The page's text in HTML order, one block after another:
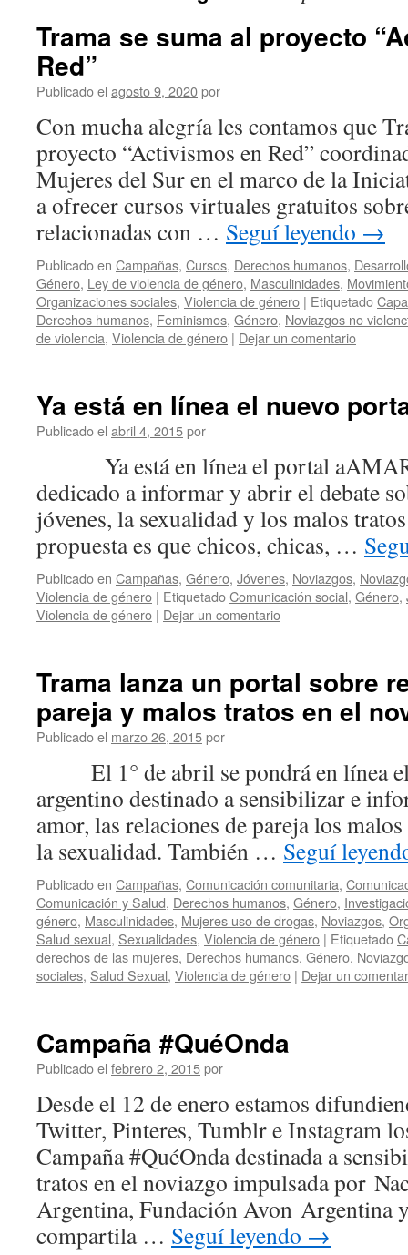
Trama se suma al proyecto
Red”
Publicado el agosto 9, 2020por
Con mucha alegría les contamos que
proyecto “Activismos en Red”
Mujeres del Sur en el marco de la
a ofrecer cursos virtuales gratuitos
relacionadas con … Seguí leyendo →
Publicado en Campañas, Cursos, Derechos humanos,
Género, Ley de violencia de género, Masculinidades,
Organizaciones sociales, Violencia de género | Etiquetado
Derechos humanos, Feminismos, Género, Noviazgos no
de violencia, Violencia de género | Dejar un comentario
Ya está en línea el nuevo
Publicado el abril 4, 2015por
Ya está en línea el portal
dedicado a informar y abrir el debate
jóvenes, la sexualidad y los malos
propuesta es que chicos, chicas, …
Publicado en Campañas, Género, Jóvenes, Noviazgos,
Violencia de género | EtiquetadoComunicación social, Género,
Violencia de género | Dejar un comentario
Trama lanza un portal sobre
pareja y malos tratos en el
Publicado el marzo 26, 2015por
El 1° de abril se pondrá en línea
argentino destinado a sensibilizar e
amor, las relaciones de pareja los
la sexualidad. También … Seguí
Publicado en Campañas, Comunicación comunitaria,
Comunicación y Salud, Derechos humanos, Género,
género, Masculinidades, Mujeres uso de drogas, Noviazgos,
Salud sexual, Sexualidades, Violencia de género | Etiquetado
derechos de las mujeres, Derechos humanos, Género,
sociales, Salud Sexual, Violencia de género | Dejar un
Campaña #QuéOnda
Publicado el febrero 2, 2015por
Desde el 12 de enero estamos
Twitter, Pinteres, Tumblr e Instagram
Campaña #QuéOnda destinada a
tratos en el noviazgo impulsada por
Argentina, Fundación Avon Argentina
compartila … Seguí leyendo →